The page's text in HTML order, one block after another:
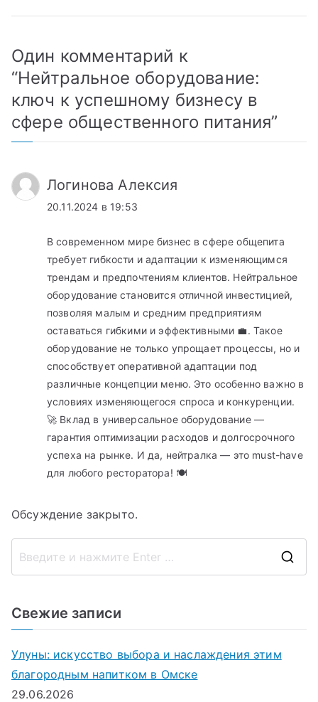
Один комментарий к
“Нейтральное оборудование:
ключ к успешному бизнесу в
сфере общественного питания”
Логинова Алексия
20.11.2024 в 19:53
В современном мире бизнес в сфере общепита
требует гибкости и адаптации к изменяющимся
трендам и предпочтениям клиентов. Нейтральное
оборудование становится отличной инвестицией,
позволяя малым и средним предприятиям
оставаться гибкими и эффективными 💼. Такое
оборудование не только упрощает процессы, но и
способствует оперативной адаптации под
различные концепции меню. Это особенно важно в
условиях изменяющегося спроса и конкуренции.
🚀 Вклад в универсальное оборудование —
гарантия оптимизации расходов и долгосрочного
успеха на рынке. И да, нейтралка — это must-have
для любого ресторатора! 🍽️
Обсуждение закрыто.
Свежие записи
Улуны: искусство выбора и наслаждения этим
благородным напитком в Омске
29.06.2026